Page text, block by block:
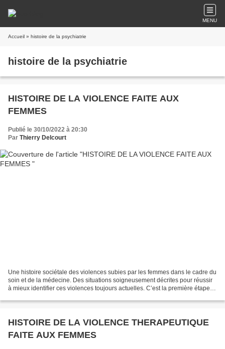
MENU
Accueil » histoire de la psychiatrie
histoire de la psychiatrie
HISTOIRE DE LA VIOLENCE FAITE AUX
FEMMES
Publié le 30/10/2022 à 20:30
Par Thierry Delcourt
Une histoire sociétale des violences subies par les femmes dans le cadre du
soin et de la médecine. Des situations soigneusement décrites pour réussir
à mieux identifier ces violences toujours actuelles. C’est la première étape
HISTOIRE DE LA VIOLENCE THERAPEUTIQUE
FAITE AUX FEMMES